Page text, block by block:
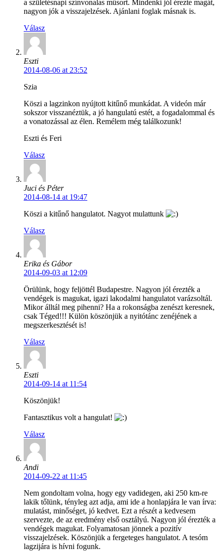
a születésnapi színvonalas műsort. Mindenki jól érezte magát,
nagyon jók a visszajelzések. Ajánlani foglak másnak is.
Válasz
Eszti
2014-08-06 at 23:52
Szia
Köszi a lagzinkon nyújtott kitűnő munkádat. A videón már
sokszor visszanéztük, a jó hangulatú estét, a fogadalommal és
a vonatozással az élen. Remélem még találkozunk!
Eszti és Feri
Válasz
Juci és Péter
2014-08-14 at 19:47
Köszi a kitűnő hangulatot. Nagyot mulattunk
Válasz
Erika és Gábor
2014-09-03 at 12:09
Örülünk, hogy feljöttél Budapestre. Nagyon jól érezték a
vendégek is magukat, igazi lakodalmi hangulatot varázsoltál.
Mikor álltál meg pihenni? Ha a rokonságba zenészt keresnek,
csak Téged!!! Külön köszönjük a nyitótánc zenéjének a
megszerkesztését is!
Válasz
Eszti
2014-09-14 at 11:54
Köszönjük!
Fantasztikus volt a hangulat!
Válasz
Andi
2014-09-22 at 11:45
Nem gondoltam volna, hogy egy vadidegen, aki 250 km-re
lakik tőlünk, tényleg azt adja, ami ide a honlapjára le van írva:
mulatást, minőséget, jó kedvet. Ezt a részét a kedvesem
szervezte, de az eredmény első osztályú. Nagyon jól érezték a
vendégek magukat. Folyamatosan jönnek a pozitív
visszajelzések. Köszönjük a fergeteges hangulatot. A tesóm
lagzijára is hívni fogunk.